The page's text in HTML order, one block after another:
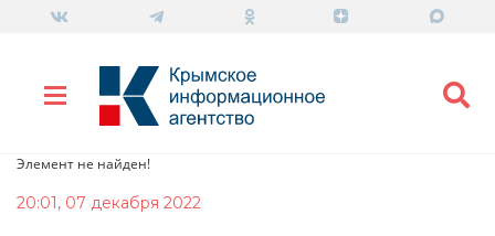
Элемент не найден!
20:01, 07 декабря 2022